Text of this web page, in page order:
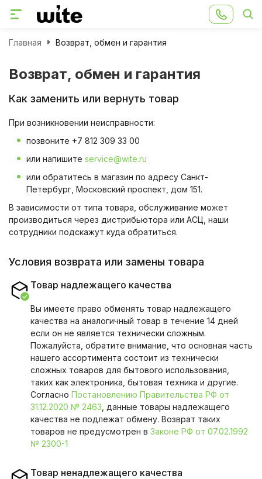
Главная Возврат, обмен и гарантия
Возврат, обмен и гарантия
Как заменить или вернуть товар
При возникновении неисправности:
позвоните +7 812 309 33 00
или напишите service@wite.ru
или обратитесь в магазин по адресу Санкт-
Петербург, Московский проспект, дом 151.
В зависимости от типа товара, обслуживание может
производиться через дистрибьютора или АСЦ, наши
сотрудники подскажут куда обратиться.
Условия возврата или замены товара
Товар надлежащего качества
Вы имеете право обменять товар надлежащего
качества на аналогичный товар в течение 14 дней
если он не является технически сложным.
Пожалуйста, обратите внимание, что основная часть
нашего ассортимента состоит из технически
сложных товаров для бытового использования,
таких как электроника, бытовая техника и другие.
Согласно Постановлению Правительства РФ от
31.12.2020 № 2463 , данные товары надлежащего
качества не подлежат обмену. Возврат таких
товаров не предусмотрен в Законе РФ от 07.02.1992
№ 2300-1
Товар ненадлежащего качества